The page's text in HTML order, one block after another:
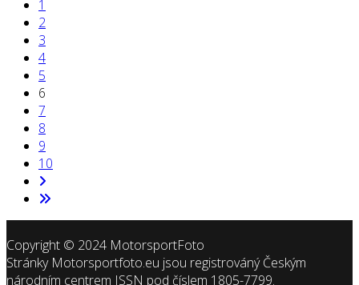
1
2
3
4
5
6
7
8
9
10
Copyright © 2024 MotorsportFoto
Stránky Motorsportfoto.eu jsou registrováný Českým
národním centrem ISSN pod číslem 1805-7799.